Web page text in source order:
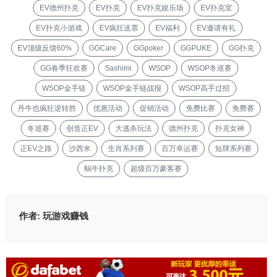
EV德州扑克 EV扑克 EV扑克娱乐场 EV扑克室
EV扑克小游戏 EV疯狂送票 EV福利 EV邀请有礼
EV顶级反馈60% GGCare GGpoker GGPUKE GG扑克
GG春季狂欢赛 Sashimi WSOP WSOP冬巡赛
WSOP金手链 WSOP金手链战报 WSOP高手过招
丹牛也疯狂逆转胜 优惠活动 促销活动 免费比赛 免费赛
冬巡赛 创造正EV 大逃杀玩法 德州扑克 扑克女神
正EV之路 沙西米 生肖系列赛 百万幸运赛 短牌系列赛
蜗牛扑克 超级百万豪客赛
作者: 玩游戏赚钱